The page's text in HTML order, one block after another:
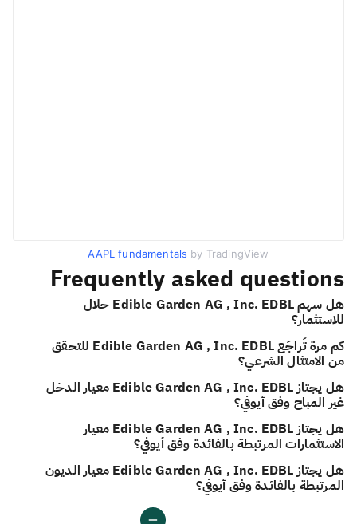
AAPL fundamentals by TradingView
Frequently asked questions
هل سهم Edible Garden AG , Inc. EDBL حلال
للاستثمار؟
كم مرة تُراجَع Edible Garden AG , Inc. EDBL للتحقق
من الامتثال الشرعي؟
هل يجتاز Edible Garden AG , Inc. EDBL معيار الدخل
غير المباح وفق أيوفي؟
هل يجتاز Edible Garden AG , Inc. EDBL معيار
الاستثمارات المرتبطة بالفائدة وفق أيوفي؟
هل يجتاز Edible Garden AG , Inc. EDBL معيار الديون
المرتبطة بالفائدة وفق أيوفي؟